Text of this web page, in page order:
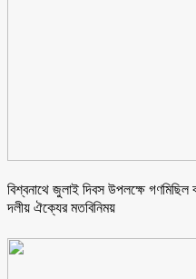
বিশ্বনাথে জুলাই দিবস উপলক্ষে গণমিছিল
দলীয় ঐক্যের মতবিনিময়